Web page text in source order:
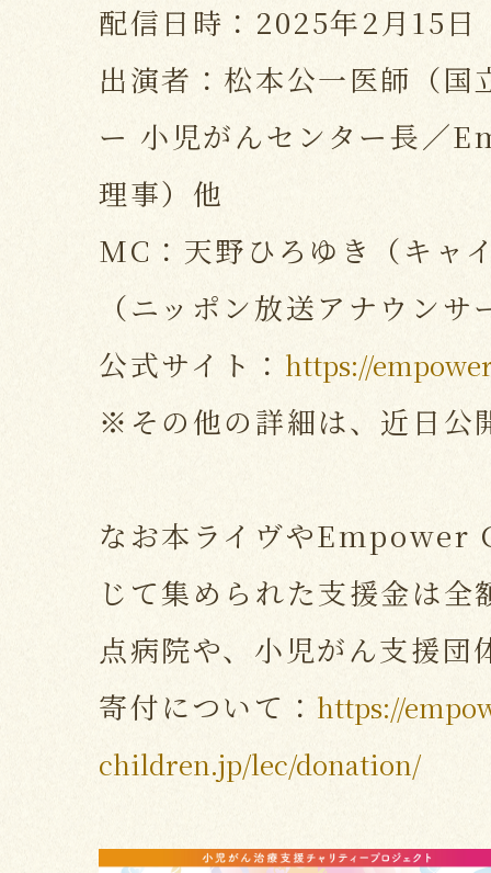
配信日時：2025年2月15日
出演者：松本公一医師（国
ー 小児がんセンター長
理事）他
MC：天野ひろゆき（キャ
（ニッポン放送アナウンサ
公式サイト： https://
※その他の詳細は、近日公
なお本ライヴや
じて集められた支援金は
点病院や、小児がん支援団
寄付について： https://
children.jp/lec/donation/